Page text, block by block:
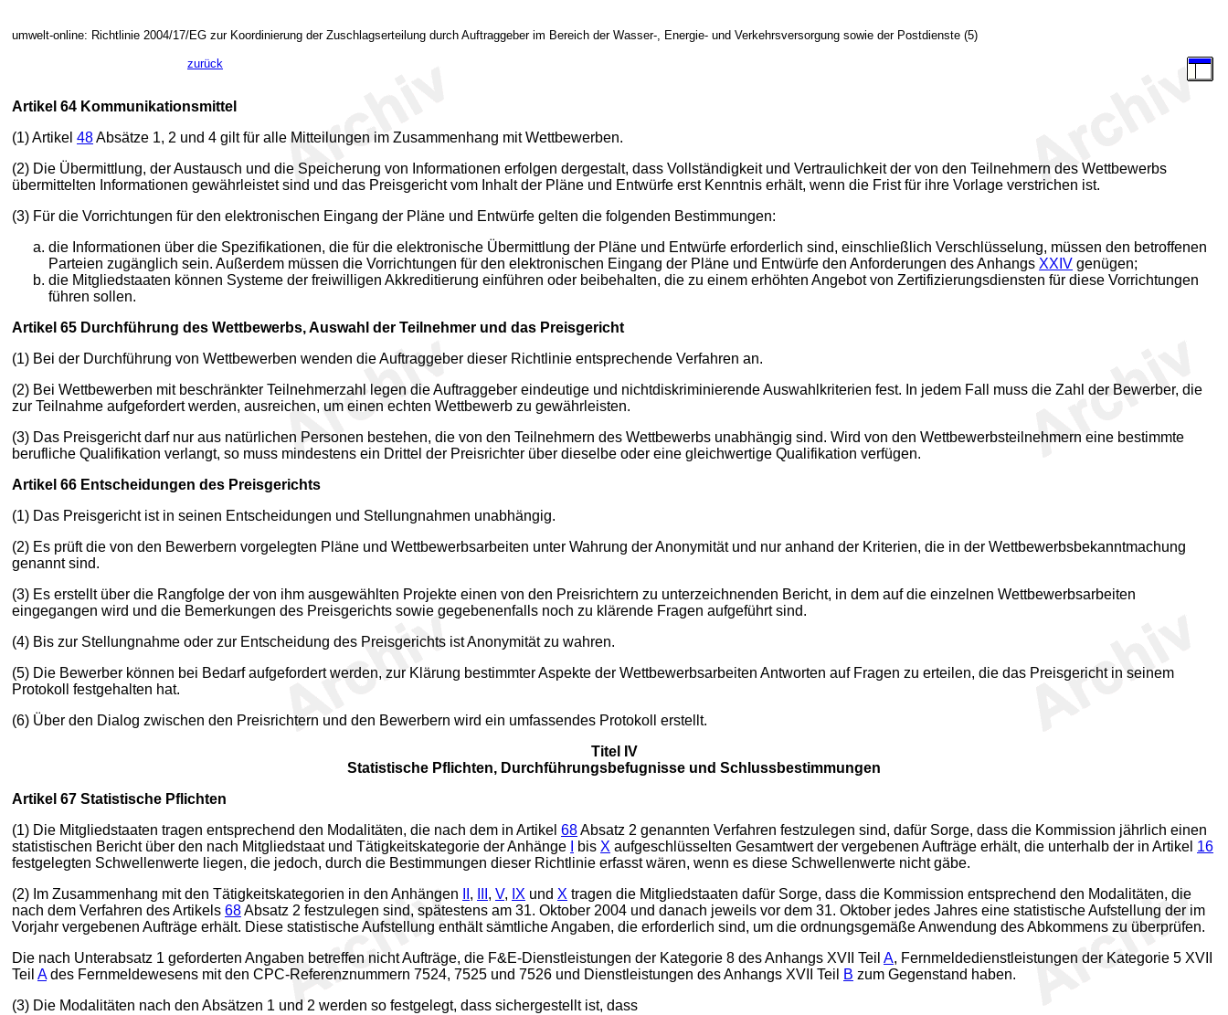
umwelt-online: Richtlinie 2004/17/EG zur Koordinierung der Zuschlagserteilung durch Auftraggeber im Bereich der Wasser-, Energie- und Verkehrsversorgung sowie der Postdienste (5)
zurück
Artikel 64 Kommunikationsmittel
(1) Artikel 48Absätze 1, 2 und 4 gilt für alle Mitteilungen im Zusammenhang mit Wettbewerben.
(2) Die Übermittlung, der Austausch und die Speicherung von Informationen erfolgen dergestalt, dass Vollständigkeit und Vertraulichkeit der von den Teilnehmern des Wettbewerbs
übermittelten Informationen gewährleistet sind und das Preisgericht vom Inhalt der Pläne und Entwürfe erst Kenntnis erhält, wenn die Frist für ihre Vorlage verstrichen ist.
(3) Für die Vorrichtungen für den elektronischen Eingang der Pläne und Entwürfe gelten die folgenden Bestimmungen:
die Informationen über die Spezifikationen, die für die elektronische Übermittlung der Pläne und Entwürfe erforderlich sind, einschließlich Verschlüsselung, müssen den betroffenen
Parteien zugänglich sein. Außerdem müssen die Vorrichtungen für den elektronischen Eingang der Pläne und Entwürfe den Anforderungen des Anhangs XXIV genügen;
die Mitgliedstaaten können Systeme der freiwilligen Akkreditierung einführen oder beibehalten, die zu einem erhöhten Angebot von Zertifizierungsdiensten für diese Vorrichtungen
führen sollen.
Artikel 65 Durchführung des Wettbewerbs, Auswahl der Teilnehmer und das Preisgericht
(1) Bei der Durchführung von Wettbewerben wenden die Auftraggeber dieser Richtlinie entsprechende Verfahren an.
(2) Bei Wettbewerben mit beschränkter Teilnehmerzahl legen die Auftraggeber eindeutige und nichtdiskriminierende Auswahlkriterien fest. In jedem Fall muss die Zahl der Bewerber, die
zur Teilnahme aufgefordert werden, ausreichen, um einen echten Wettbewerb zu gewährleisten.
(3) Das Preisgericht darf nur aus natürlichen Personen bestehen, die von den Teilnehmern des Wettbewerbs unabhängig sind. Wird von den Wettbewerbsteilnehmern eine bestimmte
berufliche Qualifikation verlangt, so muss mindestens ein Drittel der Preisrichter über dieselbe oder eine gleichwertige Qualifikation verfügen.
Artikel 66 Entscheidungen des Preisgerichts
(1) Das Preisgericht ist in seinen Entscheidungen und Stellungnahmen unabhängig.
(2) Es prüft die von den Bewerbern vorgelegten Pläne und Wettbewerbsarbeiten unter Wahrung der Anonymität und nur anhand der Kriterien, die in der Wettbewerbsbekanntmachung
genannt sind.
(3) Es erstellt über die Rangfolge der von ihm ausgewählten Projekte einen von den Preisrichtern zu unterzeichnenden Bericht, in dem auf die einzelnen Wettbewerbsarbeiten
eingegangen wird und die Bemerkungen des Preisgerichts sowie gegebenenfalls noch zu klärende Fragen aufgeführt sind.
(4) Bis zur Stellungnahme oder zur Entscheidung des Preisgerichts ist Anonymität zu wahren.
(5) Die Bewerber können bei Bedarf aufgefordert werden, zur Klärung bestimmter Aspekte der Wettbewerbsarbeiten Antworten auf Fragen zu erteilen, die das Preisgericht in seinem
Protokoll festgehalten hat.
(6) Über den Dialog zwischen den Preisrichtern und den Bewerbern wird ein umfassendes Protokoll erstellt.
Titel IV
Statistische Pflichten, Durchführungsbefugnisse und Schlussbestimmungen
Artikel 67 Statistische Pflichten
(1) Die Mitgliedstaaten tragen entsprechend den Modalitäten, die nach dem in Artikel 68Absatz 2 genannten Verfahren festzulegen sind, dafür Sorge, dass die Kommission jährlich einen
statistischen Bericht über den nach Mitgliedstaat und Tätigkeitskategorie der Anhänge
bis X aufgeschlüsselten Gesamtwert der vergebenen Aufträge erhält, die unterhalb der in Artikel 16
festgelegten Schwellenwerte liegen, die jedoch, durch die Bestimmungen dieser Richtlinie erfasst wären, wenn es diese Schwellenwerte nicht gäbe.
(2) Im Zusammenhang mit den Tätigkeitskategorien in den Anhängen
, , V, IX und X tragen die Mitgliedstaaten dafür Sorge, dass die Kommission entsprechend den Modalitäten, die
nach dem Verfahren des Artikels 68Absatz 2 festzulegen sind, spätestens am 31. Oktober 2004 und danach jeweils vor dem 31. Oktober jedes Jahres eine statistische Aufstellung der im
Vorjahr vergebenen Aufträge erhält. Diese statistische Aufstellung enthält sämtliche Angaben, die erforderlich sind, um die ordnungsgemäße Anwendung des Abkommens zu überprüfen.
Die nach Unterabsatz 1 geforderten Angaben betreffen nicht Aufträge, die F&E-Dienstleistungen der Kategorie 8 des Anhangs XVII Teil A, Fernmeldedienstleistungen der Kategorie 5 XVII
Teil Ades Fernmeldewesens mit den CPC-Referenznummern 7524, 7525 und 7526 und Dienstleistungen des Anhangs XVII Teil B zum Gegenstand haben.
(3) Die Modalitäten nach den Absätzen 1 und 2 werden so festgelegt, dass sichergestellt ist, dass